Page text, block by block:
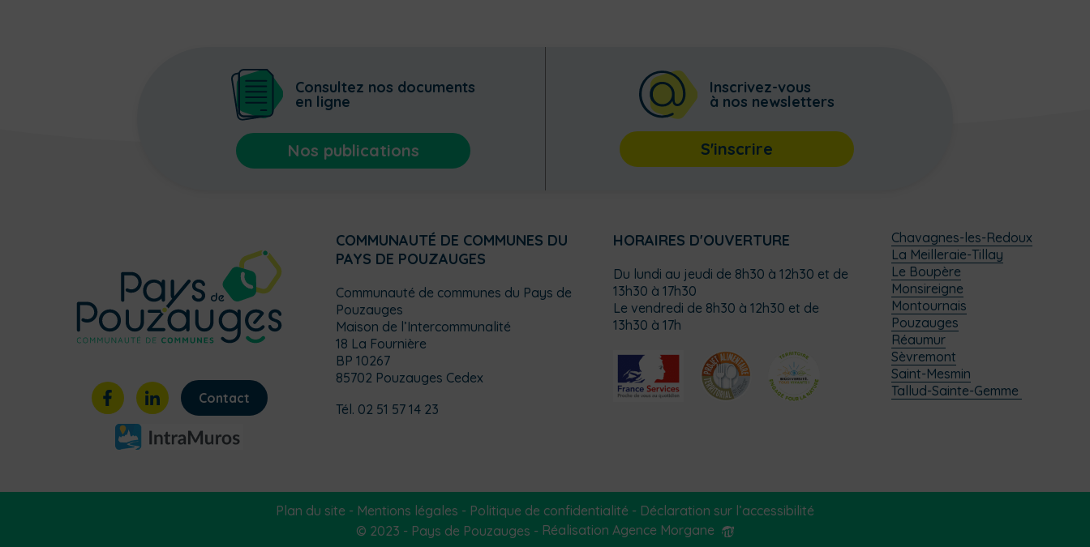
Consultez nos documents
en ligne
Nos publications
Inscrivez-vous
à nos newsletters
S'inscrire
Contact
COMMUNAUTÉ DE COMMUNES DU
PAYS DE POUZAUGES
Communauté de communes du Pays de
Pouzauges
Maison de l’Intercommunalité
18 La Fournière
BP 10267
85702 Pouzauges Cedex
Tél. 02 51 57 14 23
HORAIRES D'OUVERTURE
Du lundi au jeudi de 8h30 à 12h30 et de
13h30 à 17h30
Le vendredi de 8h30 à 12h30 et de
13h30 à 17h
Chavagnes-les-Redoux
La Meilleraie-Tillay
Le Boupère
Monsireigne
Montournais
Pouzauges
Réaumur
Sèvremont
Saint-Mesmin
Tallud-Sainte-Gemme
Plan du site - Mentions légales - Politique de confidentialité - Déclaration sur l’accessibilité
© 2023 - Pays de Pouzauges - Réalisation Agence Morgane